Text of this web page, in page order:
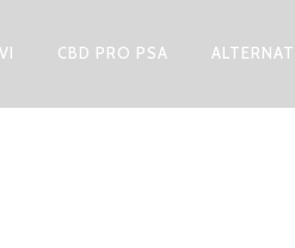
CBD PRO PSA